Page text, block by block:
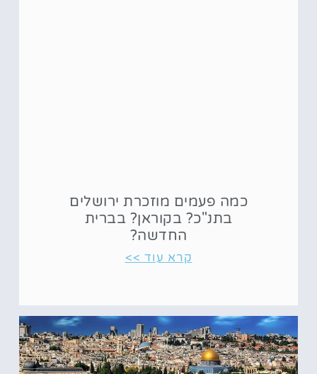
כמה פעמים מוזכרת ירושלים
בתנ"כ? בקוראן? בברית
החדשה?
קרא עוד >>